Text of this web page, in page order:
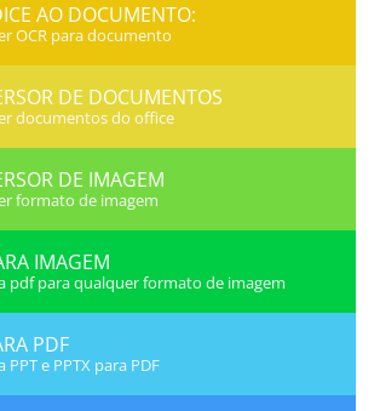
AO DOCUMENTO:
OCR para documento
DE DOCUMENTOS
documentos do office
DE IMAGEM
formato de imagem
IMAGEM
pdf para qualquer formato de imagem
PDF
PPT e PPTX para PDF